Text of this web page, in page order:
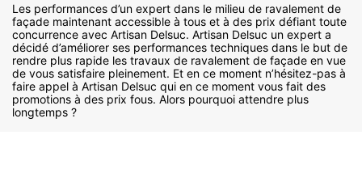
Les performances d’un expert dans le milieu de ravalement de
façade maintenant accessible à tous et à des prix défiant toute
concurrence avec Artisan Delsuc. Artisan Delsuc un expert a
décidé d’améliorer ses performances techniques dans le but de
rendre plus rapide les travaux de ravalement de façade en vue
de vous satisfaire pleinement. Et en ce moment n’hésitez-pas à
faire appel à Artisan Delsuc qui en ce moment vous fait des
promotions à des prix fous. Alors pourquoi attendre plus
longtemps ?